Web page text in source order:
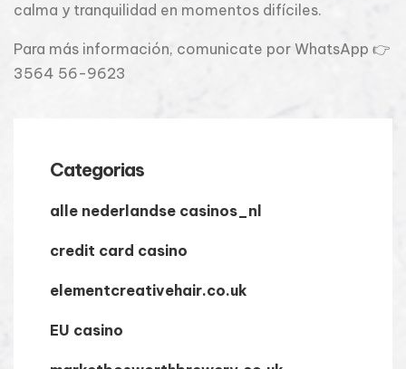
calma y tranquilidad en momentos difíciles.
Para más información, comunicate por WhatsApp 👉
3564 56-9623
Categorias
alle nederlandse casinos_nl
credit card casino
elementcreativehair.co.uk
EU casino